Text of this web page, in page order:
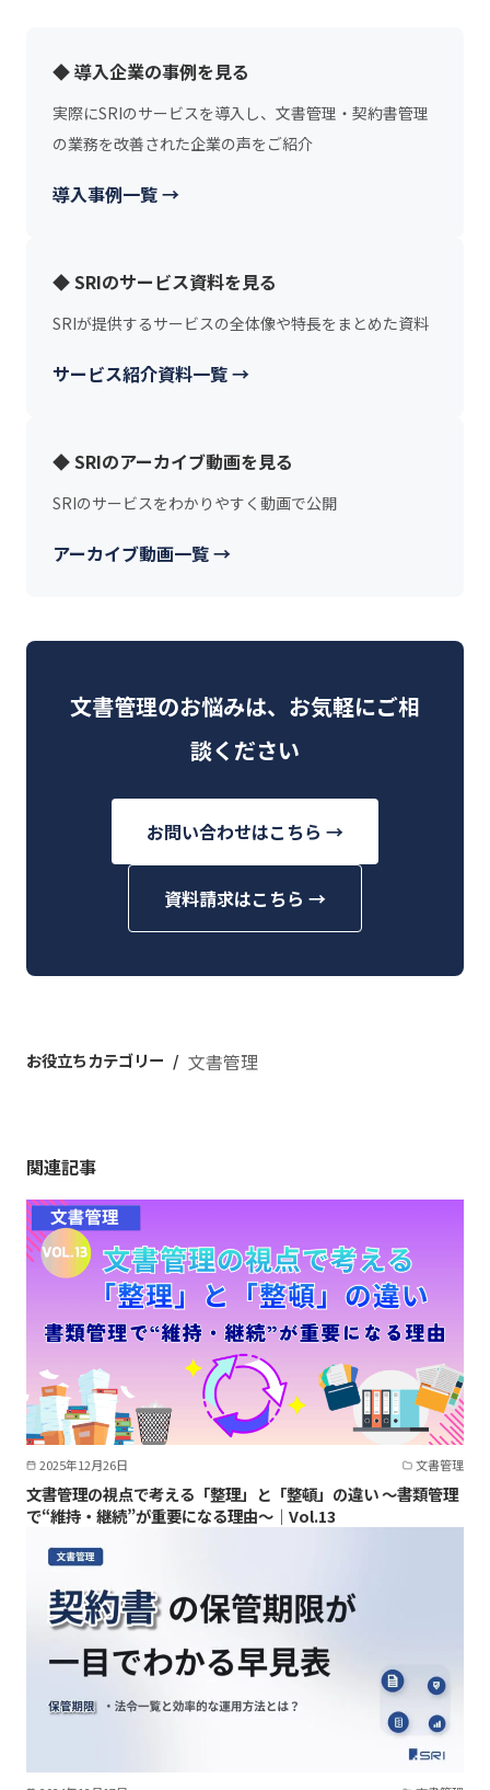
◆ 導入企業の事例を見る
実際にSRIのサービスを導入し、文書管理・契約書管理
の業務を改善された企業の声をご紹介
導入事例一覧 →
◆ SRIのサービス資料を見る
SRIが提供するサービスの全体像や特長をまとめた資料
サービス紹介資料一覧 →
◆ SRIのアーカイブ動画を見る
SRIのサービスをわかりやすく動画で公開
アーカイブ動画一覧 →
文書管理のお悩みは、お気軽にご相
談ください
お問い合わせはこちら →
資料請求はこちら →
お役立ちカテゴリー 文書管理
関連記事
2025年12月26日 文書管理
文書管理の視点で考える「整理」と「整頓」の違い ～書類管理
で“維持・継続”が重要になる理由～｜Vol.13